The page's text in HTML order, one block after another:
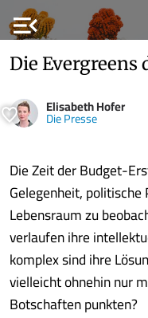
menu_open
Die Evergreens
Elisabeth Hofer
Die Presse
Die Zeit der Budget-
Gelegenheit,
Lebensraum zu
verlaufen ihre
komplex sind ihre
vielleicht ohnehin nur
Botschaften punkten?